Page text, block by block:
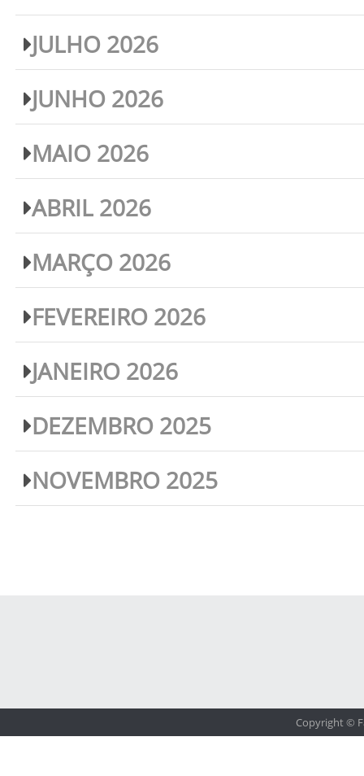
JULHO 2026
JUNHO 2026
MAIO 2026
ABRIL 2026
MARÇO 2026
FEVEREIRO 2026
JANEIRO 2026
DEZEMBRO 2025
NOVEMBRO 2025
Copyright ©